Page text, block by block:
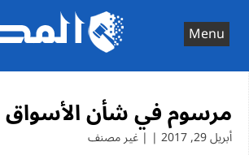
content
Menu
مرسوم في شأن الأسواق (
أبريل 29, 2017 | | غير مصنف